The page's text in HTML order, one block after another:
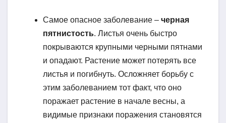
Самое опасное заболевание – черная
пятнистость. Листья очень быстро
покрываются крупными черными пятнами
и опадают. Растение может потерять все
листья и погибнуть. Осложняет борьбу с
этим заболеванием тот факт, что оно
поражает растение в начале весны, а
видимые признаки поражения становятся